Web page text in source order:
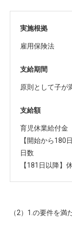
実施根拠
雇用保険法
支給期間
原則として子が
支給額
育児休業給付金
【開始から180
日数
【181日以降】
（2）1.の要件を満